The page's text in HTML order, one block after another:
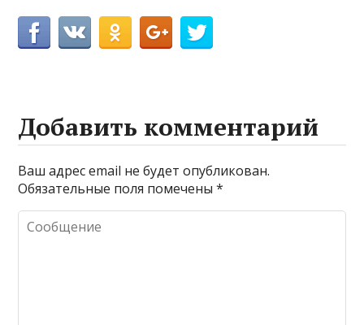
Добавить комментарий
Ваш адрес email не будет опубликован.
Обязательные поля помечены*